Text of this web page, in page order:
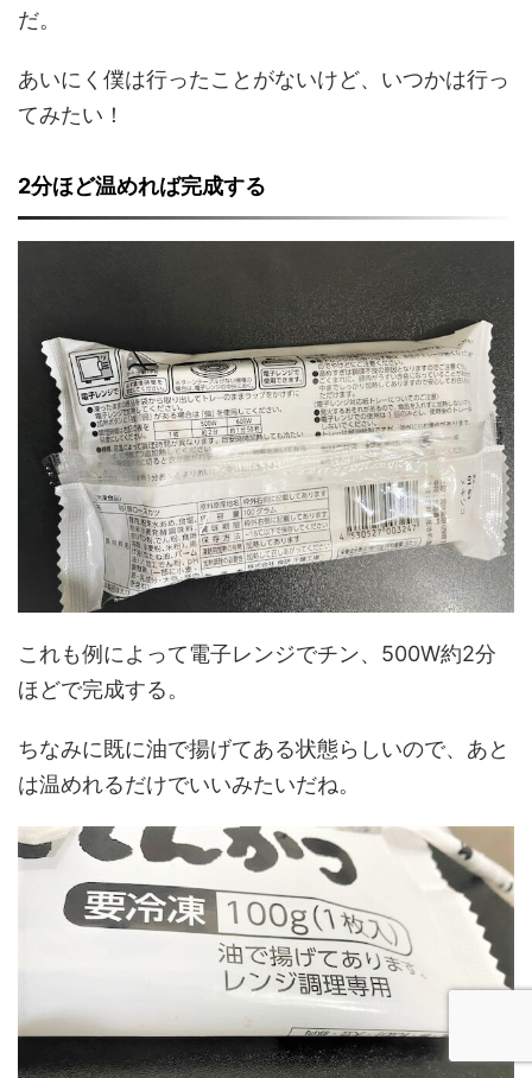
だ。
あいにく僕は行ったことがないけど、いつかは行っ
てみたい！
2分ほど温めれば完成する
これも例によって電子レンジでチン、500W約2分
ほどで完成する。
ちなみに既に油で揚げてある状態らしいので、あと
は温めれるだけでいいみたいだね。